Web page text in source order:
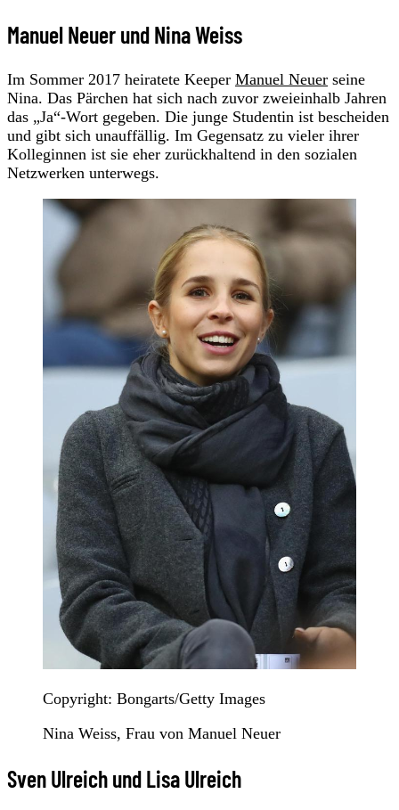
Manuel Neuer und Nina Weiss
Im Sommer 2017 heiratete Keeper Manuel Neuer seine
Nina. Das Pärchen hat sich nach zuvor zweieinhalb Jahren
das „Ja“-Wort gegeben. Die junge Studentin ist bescheiden
und gibt sich unauffällig. Im Gegensatz zu vieler ihrer
Kolleginnen ist sie eher zurückhaltend in den sozialen
Netzwerken unterwegs.
Copyright: Bongarts/Getty Images
Nina Weiss, Frau von Manuel Neuer
Sven Ulreich und Lisa Ulreich